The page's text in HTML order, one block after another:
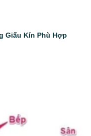
Giấu Kín Phù Hợp